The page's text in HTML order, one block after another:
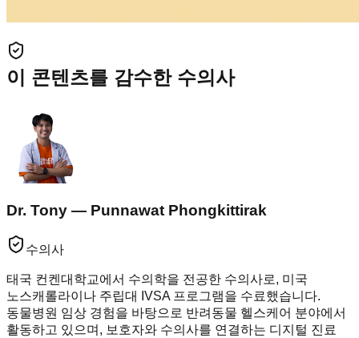
이 콘텐츠를 감수한 수의사
Dr. Tony — Punnawat Phongkittirak
수의사
태국 컨켄대학교에서 수의학을 전공한 수의사로, 미국
노스캐롤라이나 주립대 IVSA 프로그램을 수료했습니다.
동물병원 임상 경험을 바탕으로 반려동물 헬스케어 분야에서
활동하고 있으며, 보호자와 수의사를 연결하는 디지털 진료